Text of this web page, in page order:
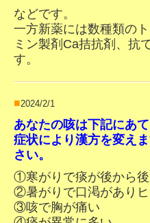
などです。
一方新薬には数種類の
ミン製剤Ca拮抗剤、抗
す。
■2024/2/1
あなたの咳は下記にあ
症状により漢方を変え
さい。
①寒がりで痰が後から
②暑がりで口渇があり
③咳で胸が痛い